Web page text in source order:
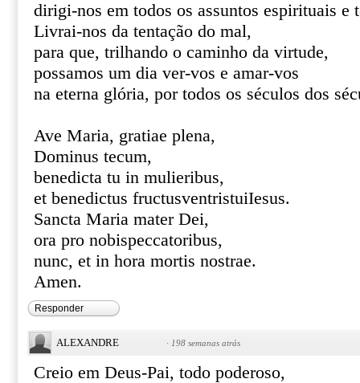
dirigi-nos em todos os assuntos espirituais e
Livrai-nos da tentação do mal,
para que, trilhando o caminho da virtude,
possamos um dia ver-vos e amar-vos
na eterna glória, por todos os séculos dos
Ave Maria, gratiae plena,
Dominus tecum,
benedicta tu in mulieribus,
et benedictus fructusventristuiIesus.
Sancta Maria mater Dei,
ora pro nobispeccatoribus,
nunc, et in hora mortis nostrae.
Amen.
Responder
ALEXANDRE · 198 semanas atrás
Creio em Deus-Pai, todo poderoso,